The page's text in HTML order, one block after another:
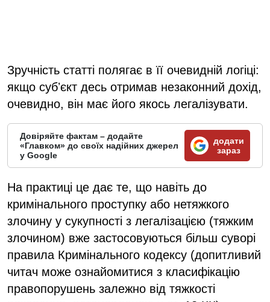
Зручність статті полягає в її очевидній логіці:
якщо субʼєкт десь отримав незаконний дохід,
очевидно, він має його якось легалізувати.
Довіряйте фактам – додайте
«Главком» до своїх надійних джерел
у Google
додати
зараз
На практиці це дає те, що навіть до
кримінального проступку або нетяжкого
злочину у сукупності з легалізацією (тяжким
злочином) вже застосовуються більш суворі
правила Кримінального кодексу (допитливий
читач може ознайомитися з класифікацію
правопорушень залежно від тяжкості